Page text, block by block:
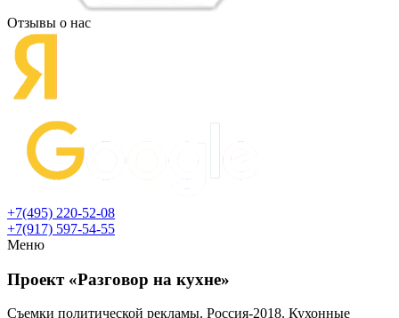
Отзывы о нас
+7(495) 220-52-08
+7(917) 597-54-55
Меню
Проект «Разговор на кухне»
Съемки политической рекламы. Россия-2018. Кухонные